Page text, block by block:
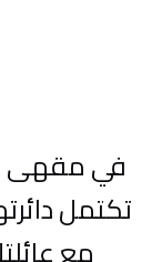
في مقهى
تكتمل